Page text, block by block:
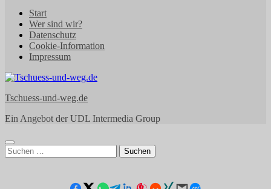
Start
Wer sind wir?
Datenschutz
Cookie-Information
Impressum
Tschuess-und-weg.de
Ein Angebot der UDL Intermedia Group
Suchen
nach: